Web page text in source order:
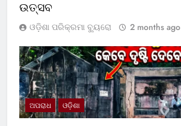
ଉତ୍ସବ
ଓଡ଼ିଶା ପରିକ୍ରମା ବ୍ୟୁରୋ 2 months ago
ଅପରାଧ ଓଡ଼ିଶା